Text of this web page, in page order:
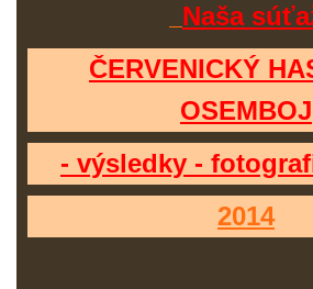
Naša
ČERVENICKÝ
OSEMBOJ
- výsledky -
2014